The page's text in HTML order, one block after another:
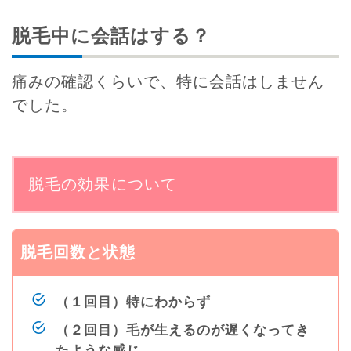
脱毛中に会話はする？
痛みの確認くらいで、特に会話はしません
でした。
脱毛の効果について
脱毛回数と状態
（１回目）特にわからず
（２回目）毛が生えるのが遅くなってき